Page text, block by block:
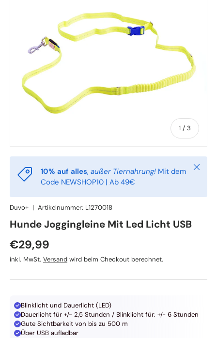
1 / von
3
10% auf alles, außer Tiernahrung! Mit dem
Code NEWSHOP10 | Ab 49€
Duvo+ | Artikelnummer: L1270018
Duvo+
Hunde Joggingleine Mit Led Licht USB
Normaler Preis
€29,99
inkl. MwSt. Versand wird beim Checkout berechnet.
Blinklicht und Dauerlicht (LED)
Dauerlicht für +/- 2,5 Stunden / Blinklicht für: +/- 6 Stunden
Gute Sichtbarkeit von bis zu 500 m
Über USB aufladbar